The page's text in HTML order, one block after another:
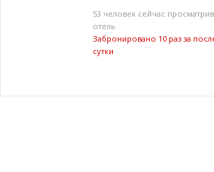
53 человек сейчас
отель
Забронировано 10 раз за
сутки